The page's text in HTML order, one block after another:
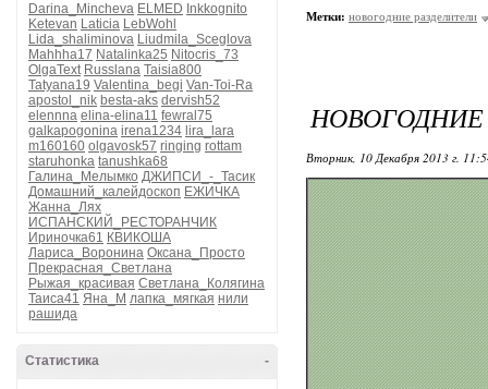
Darina_Mincheva ELMED Inkkognito
Ketevan Laticia LebWohl
Lida_shaliminova Liudmila_Sceglova
Mahhha17 Natalinka25 Nitocris_73
OlgaText Russlana Taisia800
Tatyana19 Valentina_begi Van-Toi-Ra
apostol_nik besta-aks dervish52
elennna elina-elina11 fewral75
galkapogonina irena1234 lira_lara
m160160 olgavosk57 ringing rottam
staruhonka tanushka68
Галина_Мелымко ДЖИПСИ_-_Тасик
Домашний_калейдоскоп ЕЖИЧКА
Жанна_Лях
ИСПАНСКИЙ_РЕСТОРАНЧИК
Ириночка61 КВИКОША
Лариса_Воронина Оксана_Просто
Прекрасная_Светлана
Рыжая_красивая Светлана_Колягина
Таиса41 Яна_М лапка_мягкая нили
рашида
-
Статистика
Метки: новогодние разделители
НОВОГОДНИЕ
Вторник, 10 Декабря 2013 г.